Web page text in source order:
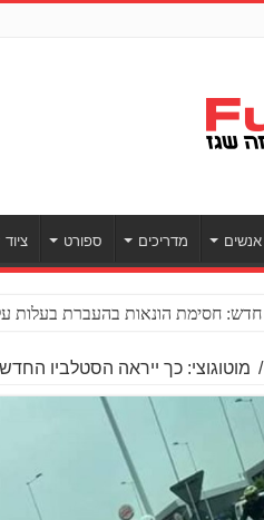
אנשים מדריכים ספורט ציוד
חדש: חסימת הונאות בהעברת בעלות
/ מוטוגוצי: כך ייראה הסטלביו החדש